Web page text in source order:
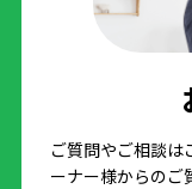
ご質問やご相談は
ーナー様からのご